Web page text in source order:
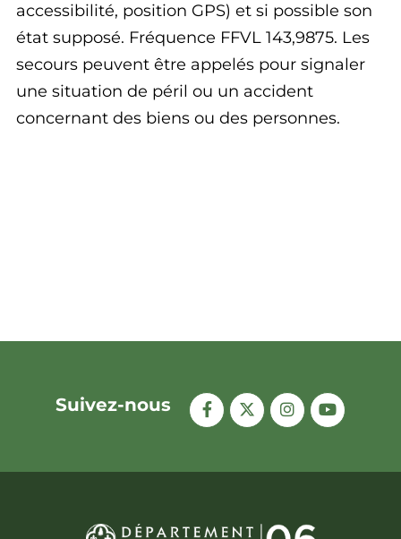
accessibilité, position GPS) et si possible son
état supposé. Fréquence FFVL 143,9875. Les
secours peuvent être appelés pour signaler
une situation de péril ou un accident
concernant des biens ou des personnes.
Suivez-nous